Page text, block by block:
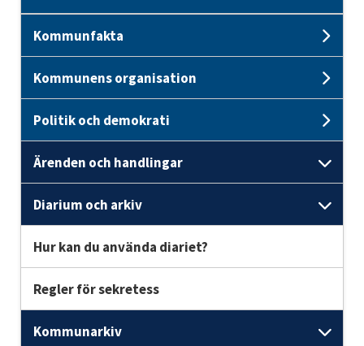
Kommunfakta
Kommunens organisation
Politik och demokrati
Ärenden och handlingar
Diarium och arkiv
Hur kan du använda diariet?
Regler för sekretess
Kommunarkiv